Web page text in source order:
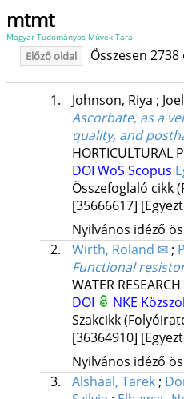
mtmt
Magyar Tudományos Művek Tára
Előző oldal Összesen
1. Johnson, Riya ;
Ascorbate, as a
quality, and
HORTICULTURAL
DOI WoS Scopus
Összefoglaló cikk
[35666617]
Nyilvános idéző
2.
Wirth, Roland ✉;
Functional
WATER RESEARCH
DOI
NKE
Szakcikk
[36364910]
Nyilvános idéző
3.
Alshaal, Tarek;